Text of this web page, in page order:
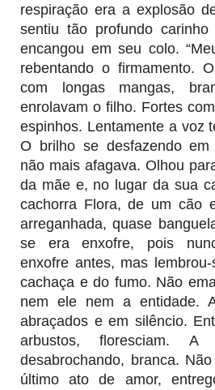
respiração era a explosão
sentiu tão profundo
encangou em seu colo.
rebentando o firmamento.
com longas mangas,
enrolavam o filho. Fortes
espinhos. Lentamente a voz
O brilho se desfazendo
não mais afagava. Olhou
da mãe e, no lugar da sua
cachorra Flora, de um cão
arreganhada, quase
se era enxofre, pois
enxofre antes, mas
cachaça e do fumo. Não
nem ele nem a entidade.
abraçados e em silêncio.
arbustos, floresciam.
desabrochando, branca.
último ato de amor,